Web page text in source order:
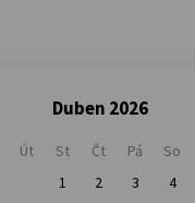
Duben 2026
Út St Čt Pá So
1
2 3 4